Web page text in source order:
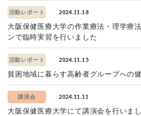
活動レポート 2024.11.18
大阪保健医療大学の作業療法・理学療
ンで臨時実習を行いました
活動レポート 2024.11.15
貧困地域に暮らす高齢者グループへの
講演会 2024.11.11
大阪保健医療大学にて講演会を行いま